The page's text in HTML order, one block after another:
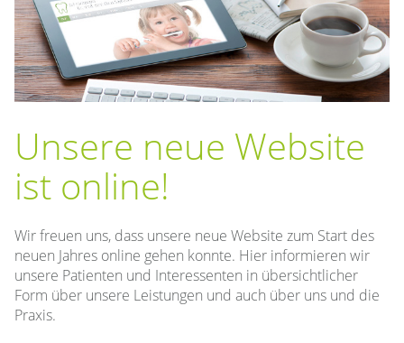
Unsere neue Website
ist online!
Wir freuen uns, dass unsere neue Website zum Start des
neuen Jahres online gehen konnte. Hier informieren wir
unsere Patienten und Interessenten in übersichtlicher
Form über unsere Leistungen und auch über uns und die
Praxis.